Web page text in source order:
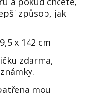
způsob, jak
x 142 cm
zdarma,
mou